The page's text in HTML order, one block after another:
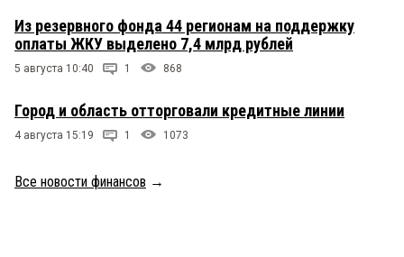
Из резервного фонда 44 регионам на поддержку
оплаты ЖКУ выделено 7,4 млрд рублей
5 августа 10:40 1 868
Город и область отторговали кредитные линии
4 августа 15:19 1 1073
Все новости финансов →